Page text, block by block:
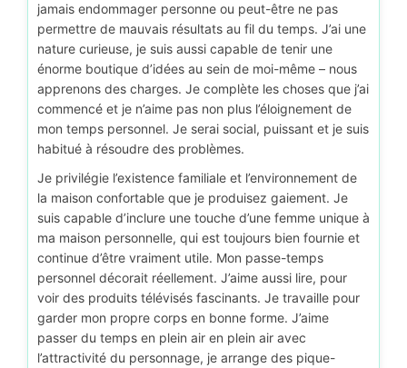
jamais endommager personne ou peut-être ne pas
permettre de mauvais résultats au fil du temps. J’ai une
nature curieuse, je suis aussi capable de tenir une
énorme boutique d’idées au sein de moi-même – nous
apprenons des charges. Je complète les choses que j’ai
commencé et je n’aime pas non plus l’éloignement de
mon temps personnel. Je serai social, puissant et je suis
habitué à résoudre des problèmes.
Je privilégie l’existence familiale et l’environnement de
la maison confortable que je produisez gaiement. Je
suis capable d’inclure une touche d’une femme unique à
ma maison personnelle, qui est toujours bien fournie et
continue d’être vraiment utile. Mon passe-temps
personnel décorait réellement. J’aime aussi lire, pour
voir des produits télévisés fascinants. Je travaille pour
garder mon propre corps en bonne forme. J’aime
passer du temps en plein air en plein air avec
l’attractivité du personnage, je arrange des pique-